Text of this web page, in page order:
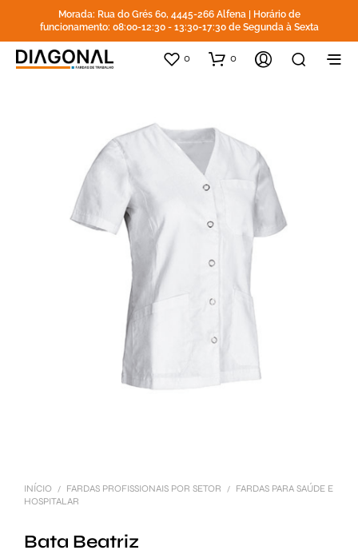
Morada: Rua do Grés 60, 4445-266 Alfena | Horário de
funcionamento: 08:00-12:30 - 13:30-17:30 de Segunda à Sexta
0 0
INÍCIO / FARDAS PROFISSIONAIS POR SETOR /
FARDAS PARA SAÚDE E
HOSPITALAR
Bata Beatriz